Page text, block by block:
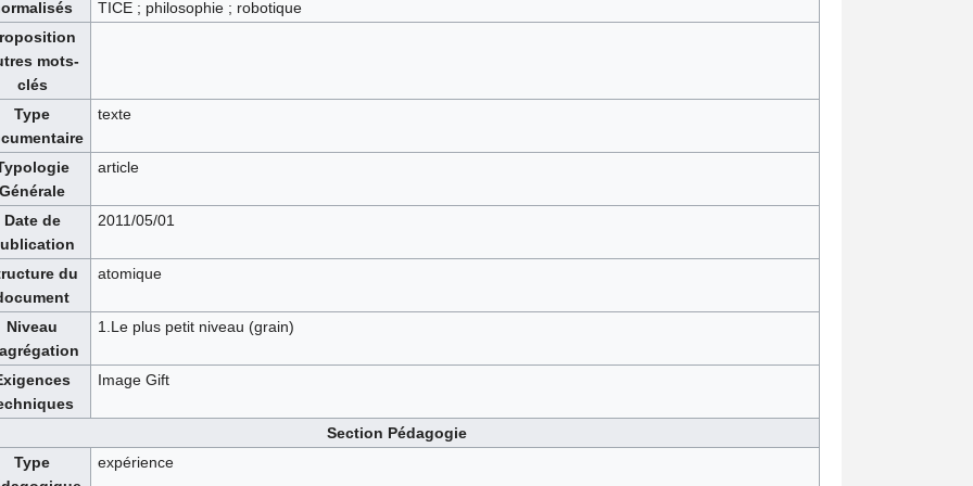
TICE ; philosophie ; robotique
mots-
clés
Type
texte
Générale
article
Date de
2011/05/01
du
atomique
Niveau
1.Le plus petit niveau (grain)
Image Gift
Section Pédagogie
Type
expérience